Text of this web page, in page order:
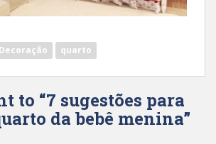
Decoração quarto
to “7 sugestões para
da bebê menina”